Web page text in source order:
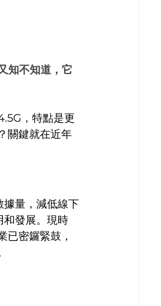
知不知道，它
，特點是更
關鍵就在近年
據量，減低線下
和發展。現時
已密鑼緊鼓，